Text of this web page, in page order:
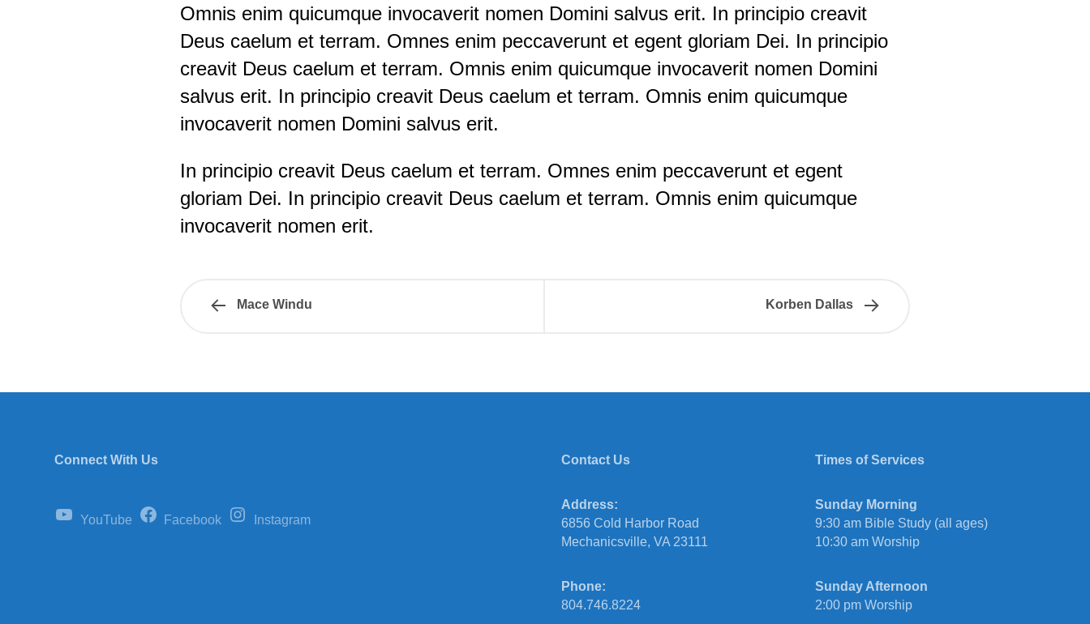
Omnis enim quicumque invocaverit nomen Domini salvus erit. In principio creavit
Deus caelum et terram. Omnes enim peccaverunt et egent gloriam Dei. In principio
creavit Deus caelum et terram. Omnis enim quicumque invocaverit nomen Domini
salvus erit. In principio creavit Deus caelum et terram. Omnis enim quicumque
invocaverit nomen Domini salvus erit.
In principio creavit Deus caelum et terram. Omnes enim peccaverunt et egent
gloriam Dei. In principio creavit Deus caelum et terram. Omnis enim quicumque
invocaverit nomen erit.
Mace Windu Korben Dallas
Connect With Us
YouTube Facebook Instagram
Contact Us
Address:
6856 Cold Harbor Road
Mechanicsville, VA 23111
Phone:
804.746.8224
Times of Services
Sunday Morning
9:30 am Bible Study (all ages)
10:30 am Worship
Sunday Afternoon
2:00 pm Worship